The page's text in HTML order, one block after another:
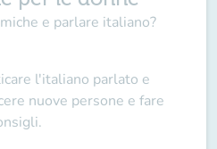
e parlare italiano?
l'italiano parlato e
nuove persone e fare